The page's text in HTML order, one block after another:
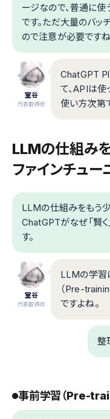
ージなので、普通に
です。ただ大量のバッ
ので注意が必要ですね
室谷
代表取締役
ChatGPT
て、APIは使
使い方次第
LLMの仕組み
ファインチュー
LLMの仕組みをもう少
ChatGPTがなぜ「賢く
す。
室谷
代表取締役
LLMの学習
（Pre-
ですよね。
整
事前学習（Pre-